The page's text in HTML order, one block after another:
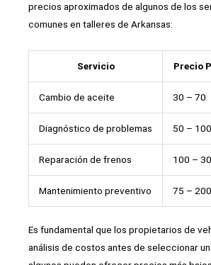
precios aproximados de algunos de los
comunes en talleres de Arkansas:
Servicio Precio
Cambio de aceite 30 – 70
Diagnóstico de problemas 50 – 100
Reparación de frenos 100 –
Mantenimiento preventivo 75 – 200
Es fundamental que los propietarios de
análisis de costos antes de seleccionar un